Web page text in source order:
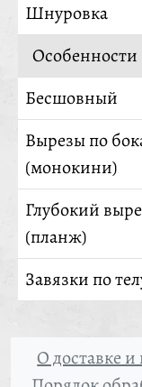
Шнуровка
Особенности
Бесшовный
Вырезы по
(монокини)
Глубокий
(планж)
Завязки по
О доставке и